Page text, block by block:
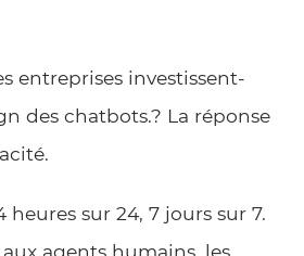
entreprises investissent-
des chatbots.? La réponse
heures sur 24, 7 jours sur 7.